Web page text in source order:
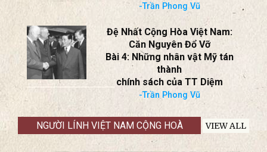
-Trần Phong Vũ
Đệ Nhất Cộng Hòa Việt Nam:
Căn Nguyên Đổ Vỡ
Bài 4: Những nhân vật Mỹ tán
thành
chính sách của TT Diệm
-Trần Phong Vũ
NGƯỜI LÍNH VIỆT NAM CỘNG HOÀ VIEW ALL